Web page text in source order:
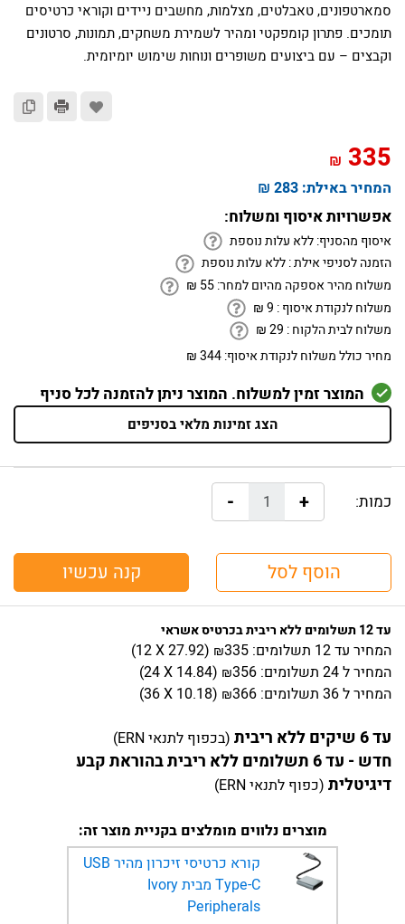
סמארטפונים, טאבלטים, מצלמות, מחשבים ניידים וקוראי כרטיסים
תומכים. פתרון קומפקטי ומהיר לשמירת משחקים, תמונות, סרטונים
וקבצים – עם ביצועים משופרים ונוחות שימוש יומיומית.
₪
335
₪
המחיר באילת: 283 ₪
אפשרויות איסוף ומשלוח:
איסוף מהסניף:ללא עלות נוספת
הזמנה לסניפי אילת :ללא עלות נוספת
משלוח מהיר אספקה מהיום למחר:
₪ 55
משלוח לנקודת איסוף :
₪9
משלוח לבית הלקוח :
₪29
מחיר כולל משלוח לנקודת איסוף:344 ₪
המוצר זמין למשלוח. המוצר ניתן להזמנה לכל סניף
הצג זמינות מלאי בסניפים
כמות: +
-
הוסף לסל קנה עכשיו
עד 12 תשלומים ללא ריבית בכרטיס אשראי
המחיר עד 12 תשלומים: ₪335
(12 X27.92)
המחירל 24 תשלומים: ₪356
(24 X 14.84)
המחירל 36 תשלומים: ₪366
(36 X 10.18)
עד 6 שיקים ללא ריבית (בכפוף לתנאי ERN)
חדש - עד 6 תשלומים ללא ריבית בהוראת קבע
דיגיטלית (כפוף לתנאי ERN)
מוצרים נלווים מומלצים בקניית מוצר זה:
קורא כרטיסי זיכרון מהיר USB
Type-C מבית Ivory
Peripherals